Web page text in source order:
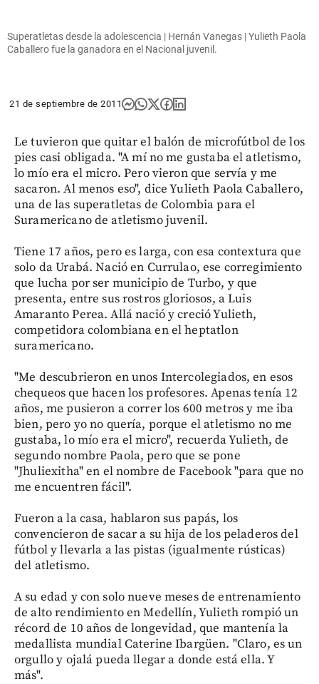
Superatletas desde la adolescencia | Hernán Vanegas | Yulieth Paola
Caballero fue la ganadora en el Nacional juvenil.
21 de septiembre de 2011
Le tuvieron que quitar el balón de microfútbol de los
pies casi obligada. "A mí no me gustaba el atletismo,
lo mío era el micro. Pero vieron que servía y me
sacaron. Al menos eso", dice Yulieth Paola Caballero,
una de las superatletas de Colombia para el
Suramericano de atletismo juvenil.
Tiene 17 años, pero es larga, con esa contextura que
solo da Urabá. Nació en Currulao, ese corregimiento
que lucha por ser municipio de Turbo, y que
presenta, entre sus rostros gloriosos, a Luis
Amaranto Perea. Allá nació y creció Yulieth,
competidora colombiana en el heptatlon
suramericano.
"Me descubrieron en unos Intercolegiados, en esos
chequeos que hacen los profesores. Apenas tenía 12
años, me pusieron a correr los 600 metros y me iba
bien, pero yo no quería, porque el atletismo no me
gustaba, lo mío era el micro", recuerda Yulieth, de
segundo nombre Paola, pero que se pone
"Jhuliexitha" en el nombre de Facebook "para que no
me encuentren fácil".
Fueron a la casa, hablaron sus papás, los
convencieron de sacar a su hija de los peladeros del
fútbol y llevarla a las pistas (igualmente rústicas)
del atletismo.
A su edad y con solo nueve meses de entrenamiento
de alto rendimiento en Medellín, Yulieth rompió un
récord de 10 años de longevidad, que mantenía la
medallista mundial Caterine Ibargüen. "Claro, es un
orgullo y ojalá pueda llegar a donde está ella. Y
más".